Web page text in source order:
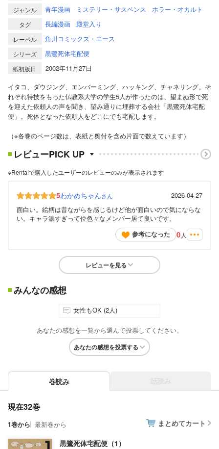
ジャンル 青年漫画 ミステリー・サスペンス ホラー・オカルト
タグ 長編漫画 殿堂入り
レーベル 角川コミックス・エース
シリーズ 黒鷺死体宅配便
紙初版日
2002年11月27日
イタコ、ダウジング、エンバーミング、ハッキング、チャネリング。そ
れぞれ特技をもった仏教系大学の学生5人が作ったのは、望まぬ形で死
を迎えた依頼人の声を聞き、望み通りに埋葬する会社「黒鷺死体宅配
便」。死体となった依頼人をどこにでも宅配します。
（※各巻のページ数は、表紙と奥付を含め片面で数えています）
レビューPICK UP
※Renta!で購入したユーザーのレビューのみが表示されます
5わかめちゃんさん
2026-04-27
面白い。絵柄は昔ながらを感じるけど他が面白いので気にならな
い。キャラ濃すぎって位色々なメンバー居て良いです。
参考になった
0 人
レビューを見る
みんなの感想
女性もOK (2人)
あなたの感想を一覧から選んで投票してください。
あなたの感想を投票する
巻読み
現在32巻
1巻から 最新巻から まとめてカート
黒鷺死体宅配便（1）